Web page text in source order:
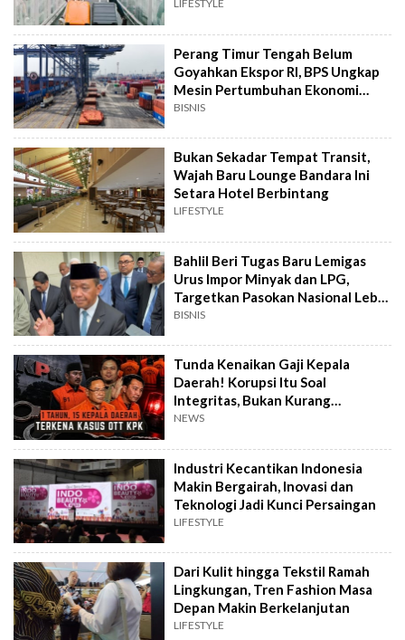
Hemat
LIFESTYLE
Perang Timur Tengah Belum
Goyahkan Ekspor RI, BPS Ungkap
Mesin Pertumbuhan Ekonomi
Masih Ngebut
BISNIS
Bukan Sekadar Tempat Transit,
Wajah Baru Lounge Bandara Ini
Setara Hotel Berbintang
LIFESTYLE
Bahlil Beri Tugas Baru Lemigas
Urus Impor Minyak dan LPG,
Targetkan Pasokan Nasional Lebih
Terjamin
BISNIS
Tunda Kenaikan Gaji Kepala
Daerah! Korupsi Itu Soal
Integritas, Bukan Kurang
Penghasilan
NEWS
Industri Kecantikan Indonesia
Makin Bergairah, Inovasi dan
Teknologi Jadi Kunci Persaingan
LIFESTYLE
Dari Kulit hingga Tekstil Ramah
Lingkungan, Tren Fashion Masa
Depan Makin Berkelanjutan
LIFESTYLE